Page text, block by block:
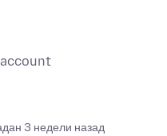
3 недели назад